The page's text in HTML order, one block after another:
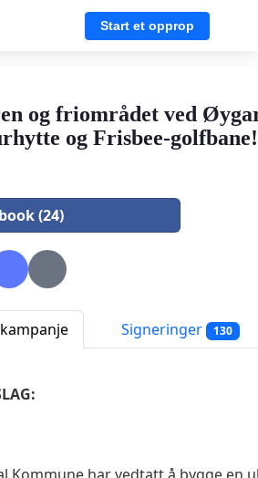
Start et opprop
og friområdet ved
og Frisbee-golfbane!
(24)
Signeringer 130